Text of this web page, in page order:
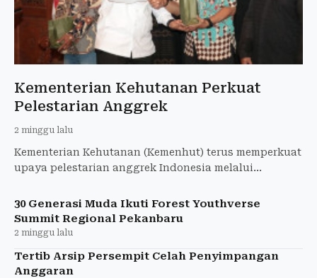
Kementerian Kehutanan Perkuat
Pelestarian Anggrek
2 minggu lalu
Kementerian Kehutanan (Kemenhut) terus memperkuat
upaya pelestarian anggrek Indonesia melalui
edukasi
30 Generasi Muda Ikuti Forest Youthverse
Summit Regional Pekanbaru
2 minggu lalu
Tertib Arsip Persempit Celah Penyimpangan
Anggaran